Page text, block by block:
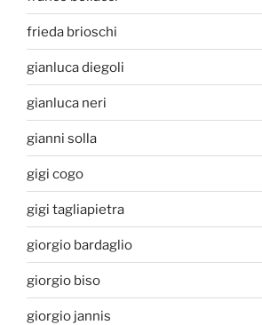
frieda brioschi
gianluca diegoli
gianluca neri
gianni solla
gigi cogo
gigi tagliapietra
giorgio bardaglio
giorgio biso
giorgio jannis